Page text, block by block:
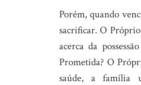
Porém, quando
sacrificar. O
acerca da
Prometida? O
saúde, a família